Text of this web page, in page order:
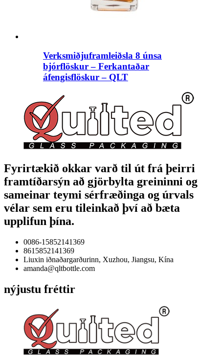
Verksmiðjuframleiðsla 8 únsa
bjórflöskur – Ferkantaðar
áfengisflöskur – QLT
Fyrirtækið okkar varð til út frá þeirri
framtíðarsýn að gjörbylta greininni og
sameinar teymi sérfræðinga og úrvals
vélar sem eru tileinkað því að bæta
upplifun þína.
0086-15852141369
8615852141369
Liuxin iðnaðargarðurinn, Xuzhou, Jiangsu, Kína
amanda@qltbottle.com
nýjustu fréttir